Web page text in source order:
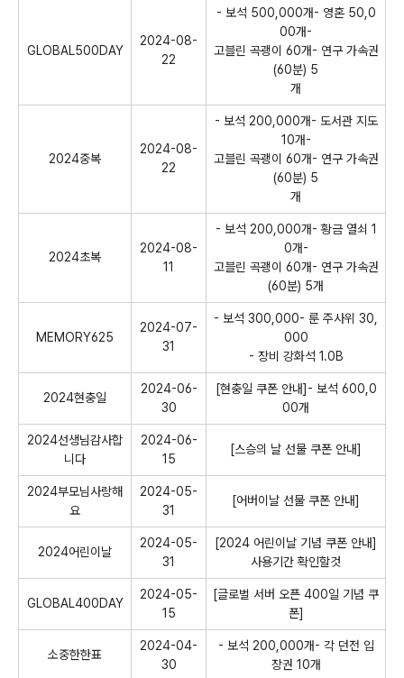
GLOBAL500DAY
2024-08-
22
- 보석 500,000개- 영혼 50,0
00개-
고블린 곡괭이 60개- 연구 가속권
(60분) 5
개
2024중복
2024-08-
22
- 보석 200,000개- 도서관 지도
10개-
고블린 곡괭이 60개- 연구 가속권
(60분) 5
개
2024초복
2024-08-
11
- 보석 200,000개- 황금 열쇠 1
0개-
고블린 곡괭이 60개- 연구 가속권
(60분) 5개
MEMORY625
2024-07-
31
- 보석 300,000- 룬 주사위 30,
000
- 장비 강화석 1.0B
2024현충일
2024-06-
30
[현충일 쿠폰 안내]- 보석 600,0
00개
2024선생님감사합
니다
2024-06-
15
[스승의 날 선물 쿠폰 안내]
2024부모님사랑해
요
2024-05-
31
[어버이날 선물 쿠폰 안내]
2024어린이날
2024-05-
31
[2024 어린이날 기념 쿠폰 안내]
사용기간 확인할것
GLOBAL400DAY
2024-05-
15
[글로벌 서버 오픈 400일 기념 쿠
폰]
소중한한표
2024-04-
30
- 보석 200,000개- 각 던전 입
장권 10개